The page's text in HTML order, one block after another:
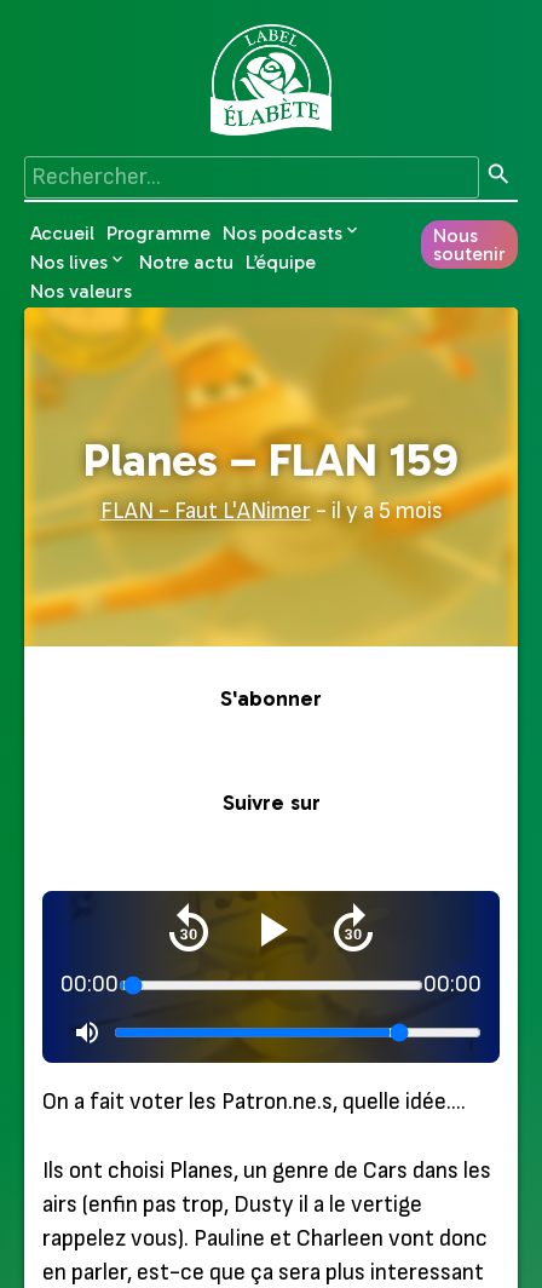
Accueil Programme Nos podcasts
Nos lives
Notre actu
L’équipe
Nos valeurs
Nous
soutenir
Planes – FLAN 159
FLAN - Faut L'ANimer- il y a 5 mois
S'abonner
Suivre sur
00:00 00:00
On a fait voter les Patron.ne.s, quelle idée….
Ils ont choisi Planes, un genre de Cars dans les
airs (enfin pas trop, Dusty il a le vertige
rappelez vous). Pauline et Charleen vont donc
en parler, est-ce que ça sera plus interessant